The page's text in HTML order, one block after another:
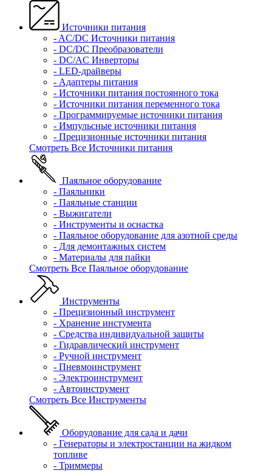
Источники питания
- AC/DC Источники питания
- DC/DC Преобразователи
- DC/AC Инверторы
- LED-драйверы
- Адаптеры питания
- Источники питания постоянного тока
- Источники питания переменного тока
- Программируемые источники питания
- Импульсные источники питания
- Прецизионные источники питания
Смотреть Все Источники питания
Паяльное оборудование
- Паяльники
- Паяльные станции
- Выжигатели
- Инструменты и оснастка
- Паяльное оборудование для азотной среды
- Для демонтажных систем
- Материалы для пайки
Смотреть Все Паяльное оборудование
Инструменты
- Прецизионный инструмент
- Хранение инстумента
- Средства индивидуальной защиты
- Гидравлический инструмент
- Ручной инструмент
- Пневмоинструмент
- Электроинструмент
- Автоинструмент
Смотреть Все Инструменты
Оборудование для сада и дачи
- Генераторы и электростанции на жидком
топливе
- Триммеры